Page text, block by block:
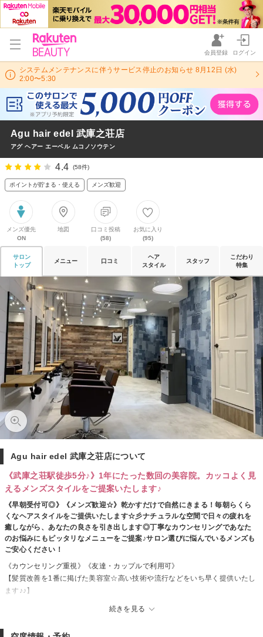
会員登録 ログイン
システムメンテナンスに伴うサービス停止のお知らせ 8月12日 (水)
2:00〜5:30
Agu hair edel 武庫之荘店
アグ ヘアー エーベル ムコノソウテン
4.4 (58件)
ポイントが貯まる・使える メンズ歓迎
メンズ優先
ON
地図
口コミ投稿
(58)
お気に入り
(95)
サロン
トップ
メニュー 口コミ
ヘア
スタイル
スタッフ
こだわり
特集
Agu hair edel 武庫之荘店について
《武庫之荘駅徒歩5分♪》1年にたった数回の美容院。カッコよく見
えるメンズスタイルをご提案いたします♪
《早朝受付可◎》《メンズ歓迎☆》乾かすだけで自然にきまる！毎朝らくら
くなヘアスタイルをご提供いたします☆彡ナチュラルな空間で日々の疲れを
癒しながら、あなたの良さを引き出します◎丁寧なカウンセリングであなた
のお悩みにもピッタリなメニューをご提案♪サロン選びに悩んでいるメンズも
ご安心ください！
続きを見る
《カウンセリング重視》《友達・カップルで利用可》
【髪質改善を1番に掲げた美容室☆高い技術や流行などをいち早く提供いたし
ます♪♪】